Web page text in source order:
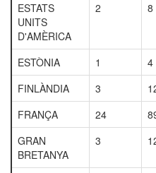
ESTATS
UNITS
D'AMÈRICA
2 8
ESTÒNIA 1 4
FINLÀNDIA
3
FRANÇA
24
GRAN
BRETANYA
3